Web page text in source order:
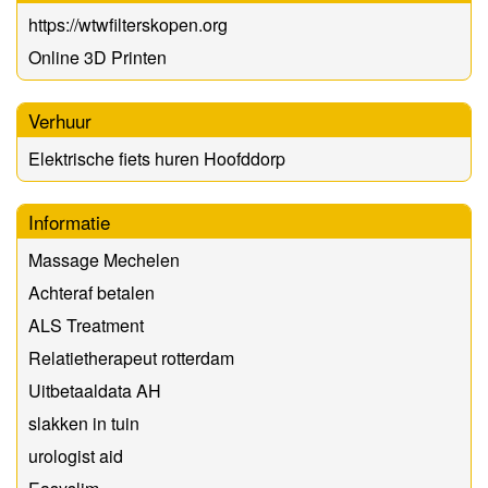
https://wtwfilterskopen.org
Online 3D Printen
Verhuur
Elektrische fiets huren Hoofddorp
Informatie
Massage Mechelen
Achteraf betalen
ALS Treatment
Relatietherapeut rotterdam
Uitbetaaldata AH
slakken in tuin
urologist aid